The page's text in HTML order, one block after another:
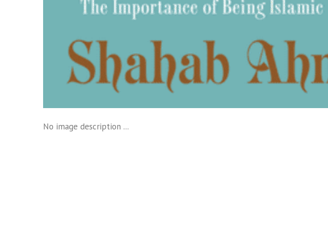
No image description ...